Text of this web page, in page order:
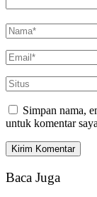
Simpan nama,
untuk komentar
Baca Juga